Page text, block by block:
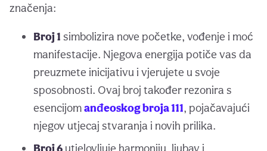
značenja:
Broj 1 simbolizira nove početke, vođenje i moć
manifestacije. Njegova energija potiče vas da
preuzmete inicijativu i vjerujete u svoje
sposobnosti. Ovaj broj također rezonira s
esencijomanđeoskog broja 111, pojačavajući
njegov utjecaj stvaranja i novih prilika.
Broj 6 utjelovljuje harmoniju, ljubav i